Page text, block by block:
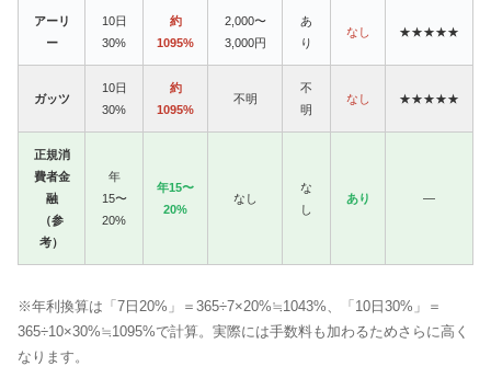
アーリ
ー
10日
30%
約
1095%
2,000〜
3,000円
あ
り
なし ★★★★★
ガッツ
10日
30%
約
1095%
不明
不
明
なし ★★★★★
正規消
費者金
融
（参
考）
年
15〜
20%
年15〜
20%
なし
な
し
あり —
※年利換算は「7日20%」＝365÷7×20%≒1043%、「10日30%」＝
365÷10×30%≒1095%で計算。実際には手数料も加わるためさらに高く
なります。